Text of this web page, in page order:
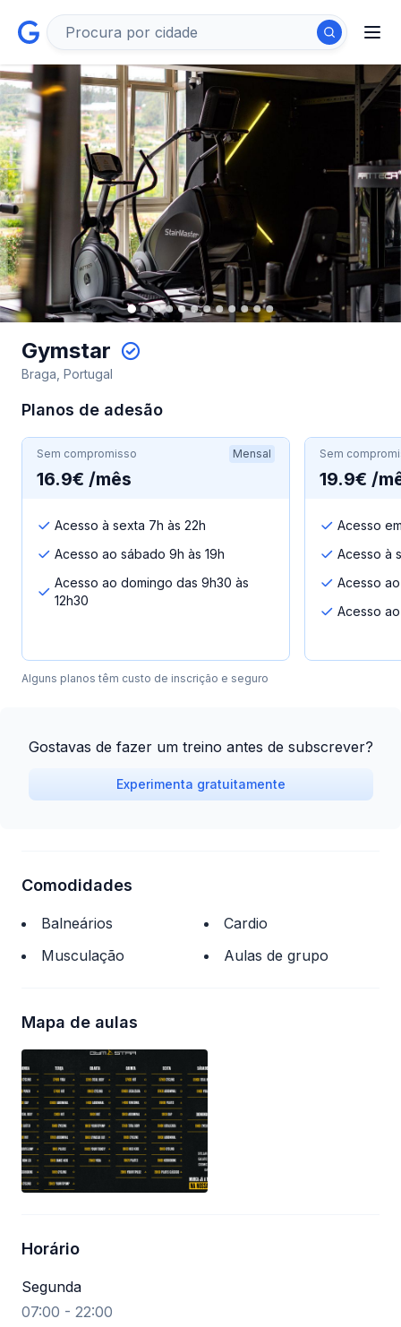
Gymstar
Braga, Portugal
Planos de adesão
Sem compromisso Mensal
16.9€ /mês
Acesso à sexta 7h às 22h
Acesso ao sábado 9h às 19h
Acesso ao domingo das 9h30 às
12h30
Sem
19.9€ /
Acesso
Acesso à
Acesso
Acesso
Alguns planos têm custo de inscrição e seguro
Gostavas de fazer um treino antes de subscrever?
Experimenta gratuitamente
Comodidades
Balneários
Cardio
Musculação
Aulas de grupo
Mapa de aulas
Horário
Segunda
07:00 - 22:00